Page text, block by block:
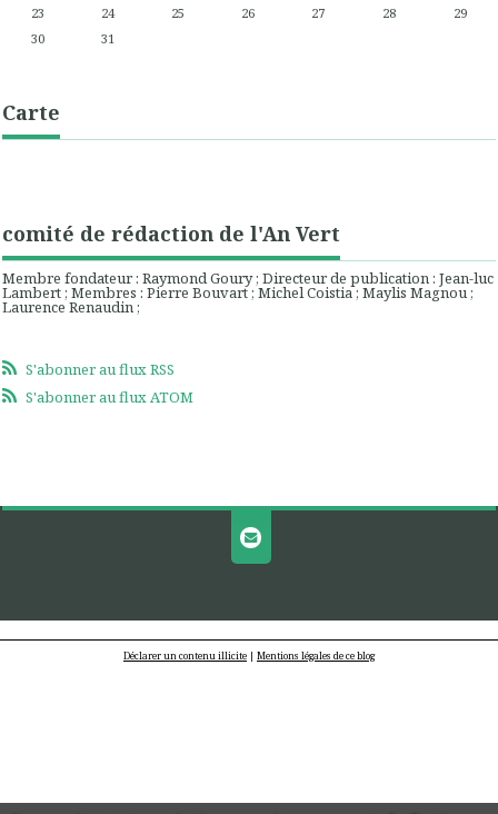
23
24 25 26 27 28
29
30
31
Carte
comité de rédaction de l'An Vert
Membre fondateur : Raymond Goury ; Directeur de publication : Jean-luc
Lambert ; Membres : Pierre Bouvart ; Michel Coistia ; Maylis Magnou ;
Laurence Renaudin ;
S'abonner au flux RSS
S'abonner au flux ATOM
Déclarer un contenu illicite | Mentions légales de ce blog